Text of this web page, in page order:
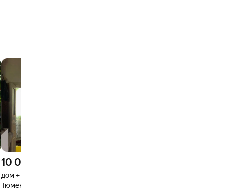
10 000 000
дом + 10,4 сотки, участок
Тюмень, Курортная улица